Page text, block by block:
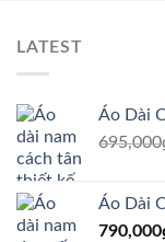
LATEST
Áo Dài
695,000
Áo Dài
790,000